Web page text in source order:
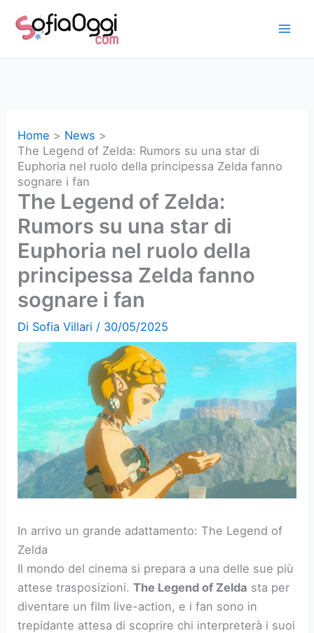
Home
News
The Legend of Zelda: Rumors su una star di
Euphoria nel ruolo della principessa Zelda fanno
sognare i fan
The Legend of Zelda:
Rumors su una star di
Euphoria nel ruolo della
principessa Zelda fanno
sognare i fan
Di Sofia Villari / 30/05/2025
In arrivo un grande adattamento: The Legend of
Zelda
Il mondo del cinema si prepara a una delle sue più
attese trasposizioni.The Legend of Zelda sta per
diventare un film live-action, e i fan sono in
trepidante attesa di scoprire chi interpreterà i suoi